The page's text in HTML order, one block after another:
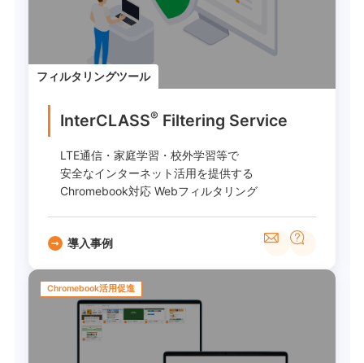
フィルタリングツール
InterCLASS® ︎ Filtering Service
LTE通信・家庭学習・校外学習等で
安全なインターネット活用を提供する
Chromebook対応 Webフィルタリング
導入事例
Chromebook活用促進